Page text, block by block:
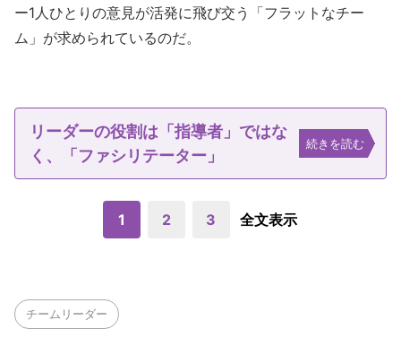
ー1人ひとりの意見が活発に飛び交う「フラットなチー
ム」が求められているのだ。
リーダーの役割は「指導者」ではな
く、「ファシリテーター」
続きを読む
1 2 3 全文表示
チームリーダー